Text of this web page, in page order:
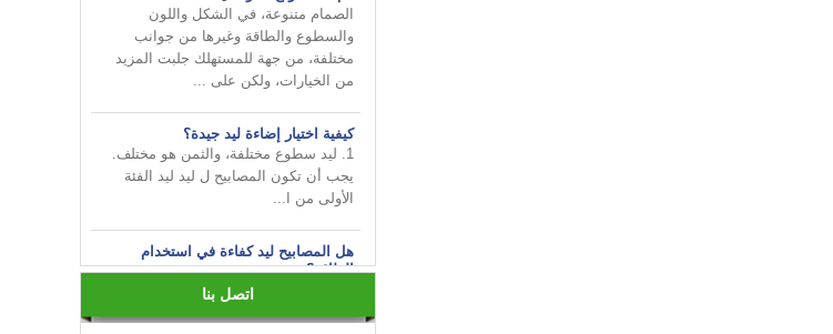
والسطوع والطاقة وغيرها من جوانب
مختلفة، من جهة للمستهلك جلبت المزيد
من الخيارات، ولكن على ...
1. ليد سطوع مختلفة، والثمن هو مختلف.
يجب أن تكون المصابيح ل ليد ليد الفئة
الأولى من ا...
الطاقة؟
ليس فقط هذا! في الواقع، قد عثرة الأخيرة
في شعبي تجعلك تعتقد أن هذه المصابيح
اتصل بنا